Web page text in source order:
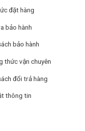
đặt hàng
bảo hành
bảo hành
thức vận chuyên
đổi trả hàng
thông tin